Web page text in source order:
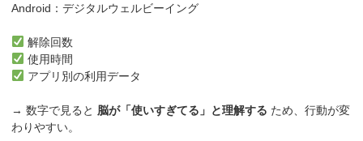
Android：デジタルウェルビーイング
解除回数
使用時間
アプリ別の利用データ
→ 数字で見ると 脳が「使いすぎてる」と理解する ため、行動が変
わりやすい。